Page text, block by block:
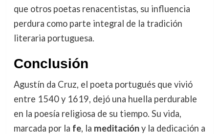
que otros poetas renacentistas, su influencia
perdura como parte integral de la tradición
literaria portuguesa.
Conclusión
Agustín da Cruz, el poeta portugués que vivió
entre 1540 y 1619, dejó una huella perdurable
en la poesía religiosa de su tiempo. Su vida,
marcada por la fe, la meditacióny la dedicación a